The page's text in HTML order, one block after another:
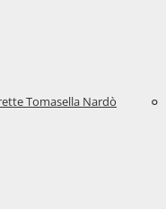
Tomasella Nardò